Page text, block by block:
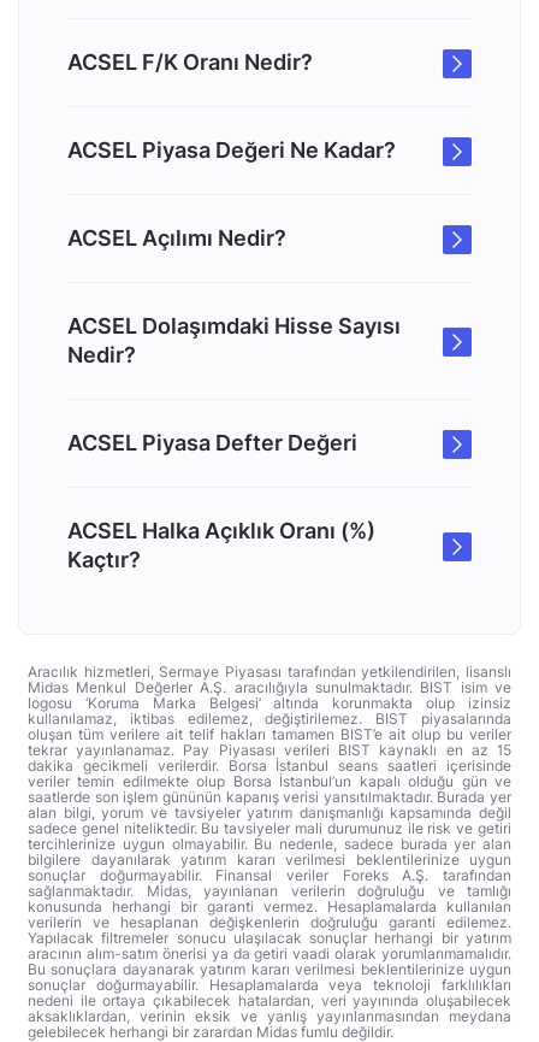
ACSEL F/K Oranı Nedir?
ACSEL Piyasa Değeri Ne Kadar?
ACSEL Açılımı Nedir?
ACSEL Dolaşımdaki Hisse Sayısı
Nedir?
ACSEL Piyasa Defter Değeri
ACSEL Halka Açıklık Oranı (%)
Kaçtır?
Aracılık hizmetleri, Sermaye Piyasası tarafından yetkilendirilen, lisanslı
Midas Menkul Değerler A.Ş. aracılığıyla sunulmaktadır. BIST isim ve
logosu ‘Koruma Marka Belgesi’ altında korunmakta olup izinsiz
kullanılamaz, iktibas edilemez, değiştirilemez. BIST piyasalarında
oluşan tüm verilere ait telif hakları tamamen BIST’e ait olup bu veriler
tekrar yayınlanamaz. Pay Piyasası verileri BIST kaynaklı en az 15
dakika gecikmeli verilerdir. Borsa İstanbul seans saatleri içerisinde
veriler temin edilmekte olup Borsa İstanbul’un kapalı olduğu gün ve
saatlerde son işlem gününün kapanış verisi yansıtılmaktadır. Burada yer
alan bilgi, yorum ve tavsiyeler yatırım danışmanlığı kapsamında değil
sadece genel niteliktedir. Bu tavsiyeler mali durumunuz ile risk ve getiri
tercihlerinize uygun olmayabilir. Bu nedenle, sadece burada yer alan
bilgilere dayanılarak yatırım kararı verilmesi beklentilerinize uygun
sonuçlar doğurmayabilir. Finansal veriler Foreks A.Ş. tarafından
sağlanmaktadır. Midas, yayınlanan verilerin doğruluğu ve tamlığı
konusunda herhangi bir garanti vermez. Hesaplamalarda kullanılan
verilerin ve hesaplanan değişkenlerin doğruluğu garanti edilemez.
Yapılacak filtremeler sonucu ulaşılacak sonuçlar herhangi bir yatırım
aracının alım-satım önerisi ya da getiri vaadi olarak yorumlanmamalıdır.
Bu sonuçlara dayanarak yatırım kararı verilmesi beklentilerinize uygun
sonuçlar doğurmayabilir. Hesaplamalarda veya teknoloji farklılıkları
nedeni ile ortaya çıkabilecek hatalardan, veri yayınında oluşabilecek
aksaklıklardan, verinin eksik ve yanlış yayınlanmasından meydana
gelebilecek herhangi bir zarardan Midas fumlu değildir.